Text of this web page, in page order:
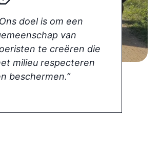
doel is om een
van
te creëren die
milieu respecteren
beschermen.”